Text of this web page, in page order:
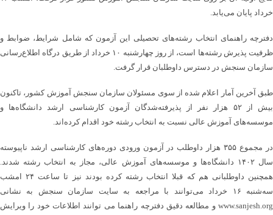
خرداد پایان می‌یابد.
دفترچه راهنمای انتخاب رشته‌های تحصیلی این آزمون که شامل شرایط، ضوابط و
ظرفیت پذیرش رشته‌ها است، از روز چهارشنبه ۱۰ خرداد از طریق درگاه اطلاع‌رسانی
سازمان سنجش در دسترس داوطلبان قرار گرفت.
طبق آخرین آمار اعلام شده از سوی مسئولان سازمان سنجش آموزش کشور، تاکنون
بیش از ۵۲ هزار نفر از پذیرفته‌شدگان آزمون کارشناسی ارشد دانشگاه‌ها و
موسسه‌های آموزش عالی نسبت به انتخاب رشته خود اقدام کرده‌اند.
در مجموع ۳۵۵ هزار داوطلب در آزمون ورودی دوره‌های کارشناسی ارشد ناپیوسته
سال ۱۴۰۲ دانشگاه‌ها و موسسه‌های آموزش عالی، مجاز به انتخاب رشته شدند.
همچنین داوطلبانی هم که قبلا انتخاب رشته کرده بودند نیز تا ساعت ۲۴ امشب
سه‌شنبه ۱۶ خرداد می‌توانند با مراجعه به سایت سازمان سنجش به نشانی
www.sanjesh.org و مطالعه دقیق دفترچه راهنما می توانند اطلاعات خود را ویرایش